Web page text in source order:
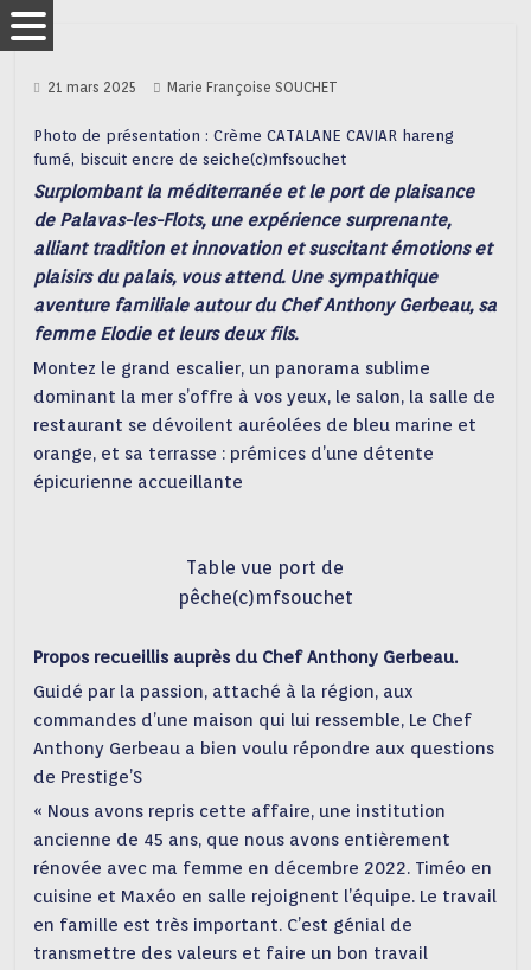
21 mars 2025 Marie Françoise SOUCHET
Photo de présentation : Crème CATALANE CAVIAR hareng
fumé, biscuit encre de seiche(c)mfsouchet
Surplombant la méditerranée et le port de plaisance
de Palavas-les-Flots, une expérience surprenante,
alliant tradition et innovationet suscitant émotions et
plaisirs du palais, vous attend. Une sympathique
aventure familiale autour du Chef Anthony Gerbeau, sa
femme Elodie et leurs deux fils.
Montez le grand escalier, un panorama sublime
dominant la mer s’offre à vos yeux, le salon, la salle de
restaurant se dévoilent auréolées de bleu marine et
orange, et sa terrasse : prémices d’une détente
épicurienne accueillante
Table vue port de
pêche(c)mfsouchet
Propos recueillis auprès du Chef Anthony Gerbeau.
Guidé par la passion, attaché à la région, aux
commandes d’une maison qui lui ressemble, Le Chef
Anthony Gerbeau a bien voulu répondre aux questions
de Prestige’S
« Nous avons repris cette affaire, une institution
ancienne de 45 ans, que nous avons entièrement
rénovée avec ma femme en décembre 2022. Timéo en
cuisine et Maxéo en salle rejoignent l’équipe. Le travail
en famille est très important. C’est génial de
transmettre des valeurs et faire un bon travail